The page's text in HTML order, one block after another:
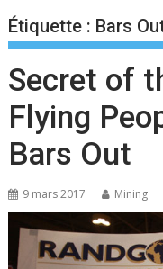
Étiquette : Bars
Secret of
Flying
Bars Out
9 mars 2017 Mining